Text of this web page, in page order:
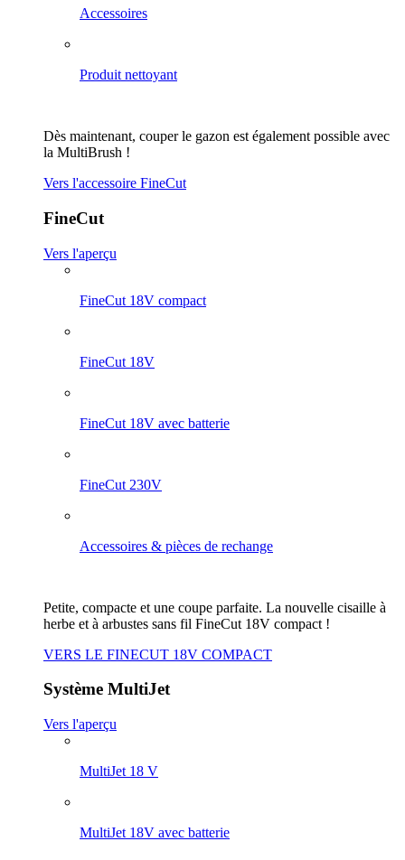
Accessoires
Produit nettoyant
Dès maintenant, couper le gazon est également possible avec
la MultiBrush !
Vers l'accessoire FineCut
FineCut
Vers l'aperçu
FineCut 18V compact
FineCut 18V
FineCut 18V avec batterie
FineCut 230V
Accessoires & pièces de rechange
Petite, compacte et une coupe parfaite. La nouvelle cisaille à
herbe et à arbustes sans fil FineCut 18V compact !
VERS LE FINECUT 18V COMPACT
Système MultiJet
Vers l'aperçu
MultiJet 18 V
MultiJet 18V avec batterie